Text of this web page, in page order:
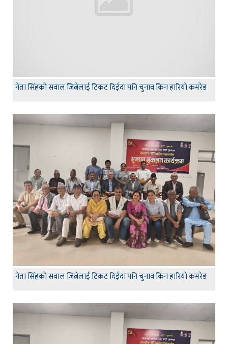
नेता सिंहकाे सवाल जित्नेलाई टिकट दिईदा पनि चुनाव किन हारियाे कमरेड
नेता सिंहकाे सवाल जित्नेलाई टिकट दिईदा पनि चुनाव किन हारियाे कमरेड